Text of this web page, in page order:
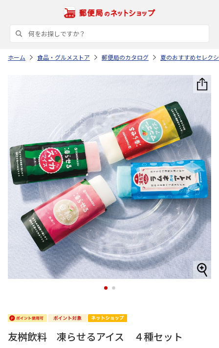
ホーム 食品・グルメストア 郵便局のカタログ 夏のおすすめセレク
1 2
友桝飲料 凍らせるアイス ４種セット